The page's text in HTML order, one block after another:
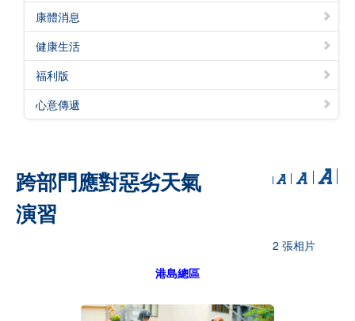
警聲特刊
康體消息
健康生活
福利版
心意傳遞
跨部門應對惡劣天氣
演習
2 張相片
港島總區